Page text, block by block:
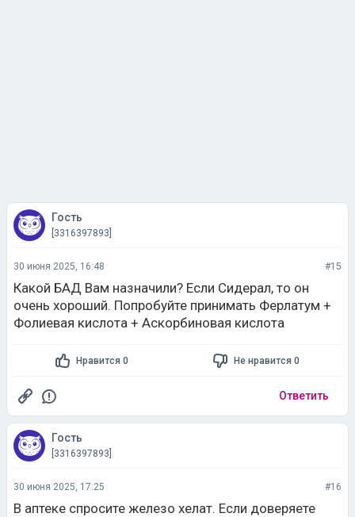
Гость
[3316397893]
30 июня 2025, 16:48 #15
Какой БАД Вам назначили? Если Сидерал, то он
очень хороший. Попробуйте принимать Ферлатум +
Фолиевая кислота + Аскорбиновая кислота
Нравится 0 Не нравится 0
Ответить
Гость
[3316397893]
30 июня 2025, 17:25 #16
В аптеке спросите железо хелат. Если доверяете